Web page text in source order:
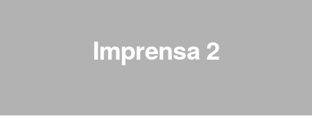
Imprensa 2